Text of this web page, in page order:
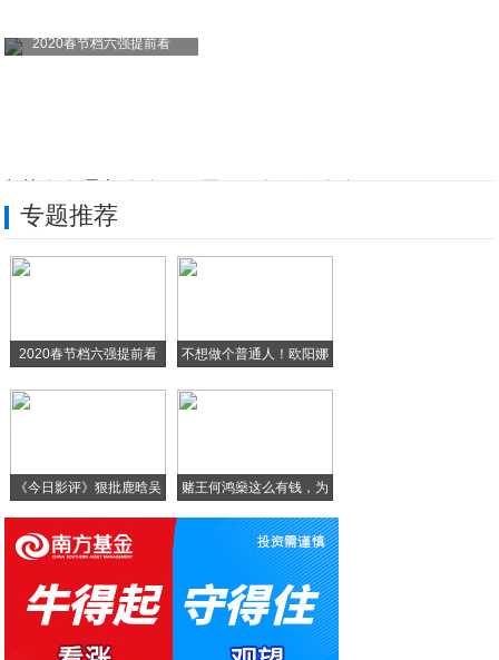
2020春节档六强提前看
荣耀8黑科技 定义“光学手机”新概念
酷比陈凯峰:深耕线下 用户认可酷比品牌
专题推荐
2020春节档六强提前看
不想做个普通人！欧阳娜
《今日影评》狠批鹿晗吴
赌王何鸿燊这么有钱，为